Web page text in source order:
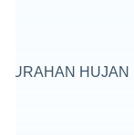
HUJAN